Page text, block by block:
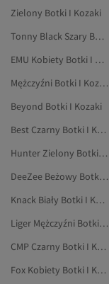
Zielony Botki I Kozaki
Tonny Black Szary Botki I Kozaki
EMU Kobiety Botki I Kozaki
Mężczyźni Botki I Kozaki
Beyond Botki I Kozaki
Best Czarny Botki I Kozaki
Hunter Zielony Botki I Kozaki
DeeZee Beżowy Botki I Kozaki
Knack Biały Botki I Kozaki
Liger Mężczyźni Botki I Kozaki
CMP Czarny Botki I Kozaki
Fox Kobiety Botki I Kozaki